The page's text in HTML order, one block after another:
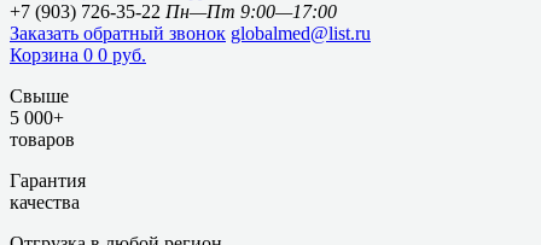
+7 (903) 726-35-22 Пн—Пт 9:00—17:00
Заказать обратный звонок globalmed@list.ru
Корзина 0 0 руб.
Свыше
5 000+
товаров
Гарантия
качества